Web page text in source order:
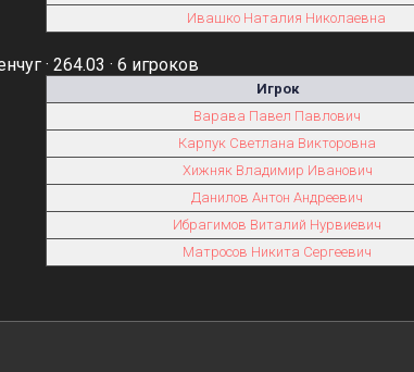
Ивашко Наталия Николаевна
· 264.03 · 6 игроков
Игрок
Варава Павел Павлович
Карпук Светлана Викторовна
Хижняк Владимир Иванович
Данилов Антон Андреевич
Ибрагимов Виталий Нурвиевич
Матросов Никита Сергеевич